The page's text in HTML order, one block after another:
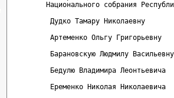
Национального собрания
Дудко Тамару Николаевну
Артеменко Ольгу Григорьевну
Барановскую Людмилу Васильевну
Бедулю Владимира Леонтьевича
Еременко Николая Николаевича